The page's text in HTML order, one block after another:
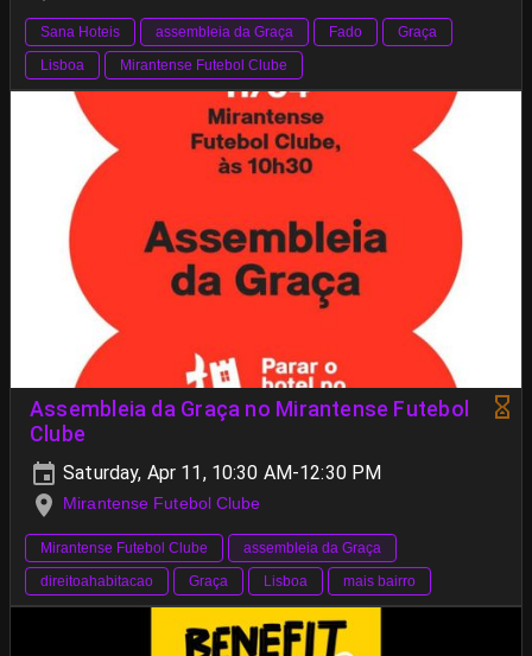
Sana Hoteis assembleia da Graça Fado
Graça
Lisboa
Mirantense Futebol Clube
Assembleia da Graça no Mirantense Futebol
Clube
Saturday, Apr 11, 10:30 AM-12:30 PM
Mirantense Futebol Clube
Mirantense Futebol Clube
assembleia da Graça
direitoahabitacao
Graça Lisboa mais bairro